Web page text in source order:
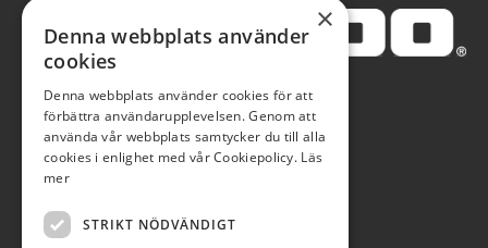
×
Denna webbplats använder
cookies
Denna webbplats använder cookies för att
förbättra användarupplevelsen. Genom att
använda vår webbplats samtycker du till alla
cookies i enlighet med vår Cookiepolicy. Läs
mer
STRIKT NÖDVÄNDIGT